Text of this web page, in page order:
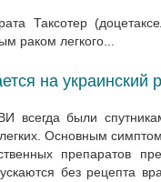
Таксотер
раком легкого...
на украинский
всегда были
Основным
препаратов
без рецепта